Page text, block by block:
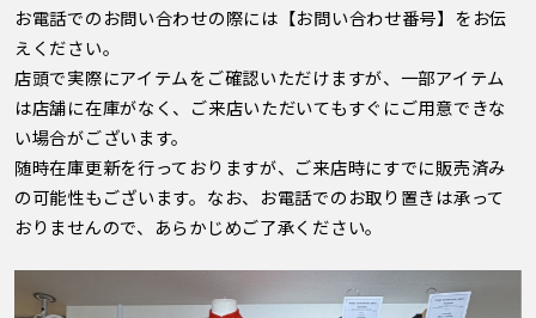
お電話でのお問い合わせの際には【お問い合わせ番号】をお伝
えください。
店頭で実際にアイテムをご確認いただけますが、一部アイテム
は店舗に在庫がなく、ご来店いただいてもすぐにご用意できな
い場合がございます。
随時在庫更新を行っておりますが、ご来店時にすでに販売済み
の可能性もございます。なお、お電話でのお取り置きは承って
おりませんので、あらかじめご了承ください。